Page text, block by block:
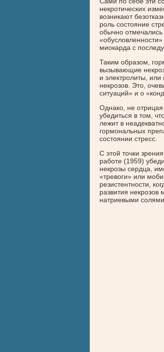
некротических
возникают
роль состояние
обычно
миокарда с
Таким образом,
вызывающие
и электролиты, или
некрозов. Это,
ситуаций» и о
Однако, не
убедиться в том,
лежит в
гормональных
состоянии стресс.
С этой точки
работе (1959)
некрозы сердца,
«тревоги» или
резистентности,
развития
натриевыми солями.